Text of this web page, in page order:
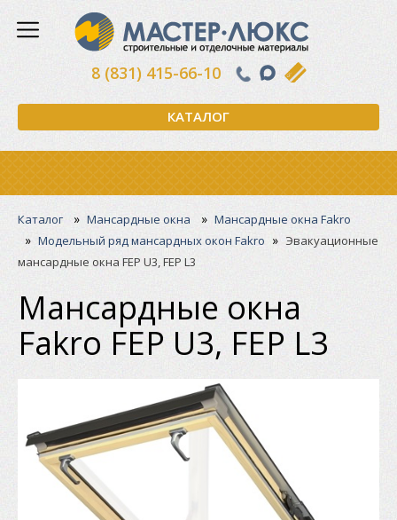
КАТАЛОГ
8 (831) 415-66-10
Каталог» Мансардные окна » Мансардные окна Fakro
» Модельный ряд мансардных окон Fakro » Эвакуационные
мансардные окна FEP U3, FEP L3
Мансардные окна
Fakro FEP U3, FEP L3